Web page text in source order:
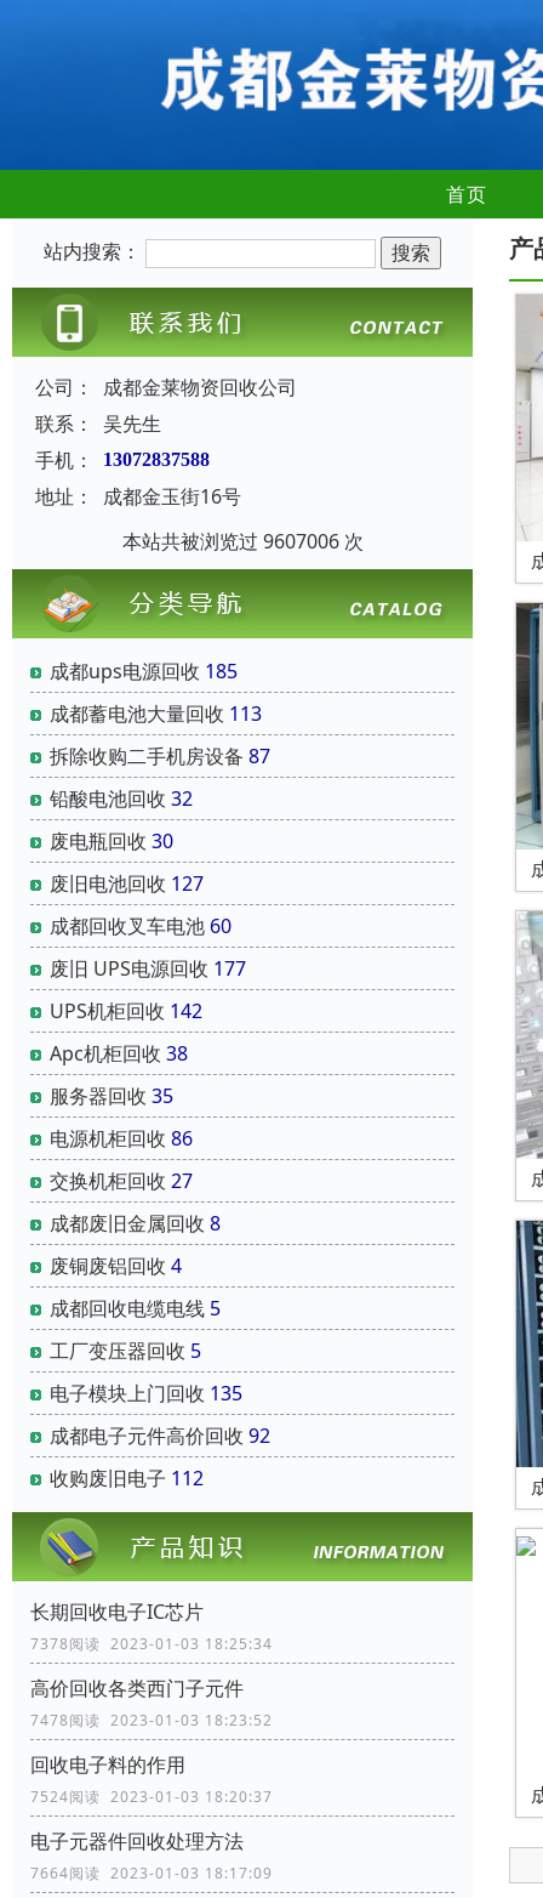
首页
站内搜索：
公司：
成都金莱物资回收公司
联系：
吴先生
手机：
13072837588
地址：
成都金玉街16号
本站共被浏览过 9607006 次
成都ups电源回收 185
成都蓄电池大量回收 113
拆除收购二手机房设备 87
铅酸电池回收 32
废电瓶回收 30
废旧电池回收 127
成都回收叉车电池 60
废旧 UPS电源回收 177
UPS机柜回收 142
Apc机柜回收 38
服务器回收 35
电源机柜回收 86
交换机柜回收 27
成都废旧金属回收 8
废铜废铝回收 4
成都回收电缆电线 5
工厂变压器回收 5
电子模块上门回收 135
成都电子元件高价回收 92
收购废旧电子 112
长期回收电子IC芯片
7378阅读 2023-01-03 18:25:34
高价回收各类西门子元件
7478阅读 2023-01-03 18:23:52
回收电子料的作用
7524阅读 2023-01-03 18:20:37
电子元器件回收处理方法
7664阅读 2023-01-03 18:17:09
产